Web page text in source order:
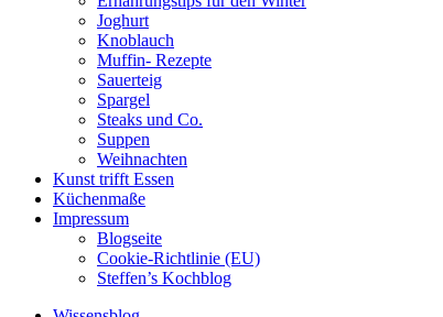
Joghurt
Knoblauch
Muffin- Rezepte
Sauerteig
Spargel
Steaks und Co.
Suppen
Weihnachten
Kunst trifft Essen
Küchenmaße
Impressum
Blogseite
Cookie-Richtlinie (EU)
Steffen’s Kochblog